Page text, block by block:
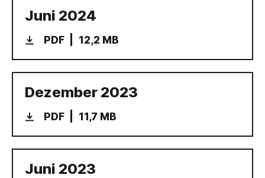
Juni 2024
PDF 12,2 MB
Dezember 2023
PDF 11,7 MB
Juni 2023